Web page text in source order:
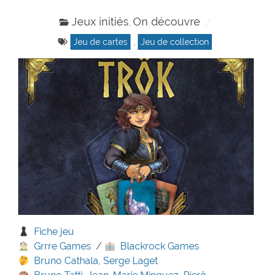
Jeux initiés, On découvre
Jeu de cartes , Jeu de collection
Fiche jeu
Grrre Games /
Blackrock Games
Bruno Cathala,Serge Laget